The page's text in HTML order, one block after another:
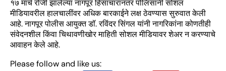
१७ मार्च रोजी झालेल्या नागपूर हिंसाचारानंतर पोलिसांनी सोशल
मीडियावरील हालचालींवर अधिक बारकाईने लक्ष ठेवण्यास सुरुवात केली
आहे. नागपूर पोलीस आयुक्त डॉ. रविंदर सिंगल यांनी नागरिकांना कोणतीही
संवेदनशील किंवा चिथावणीखोर माहिती सोशल मीडियावर शेअर न करण्याचे
आवाहन केले आहे.
Please follow and like us: